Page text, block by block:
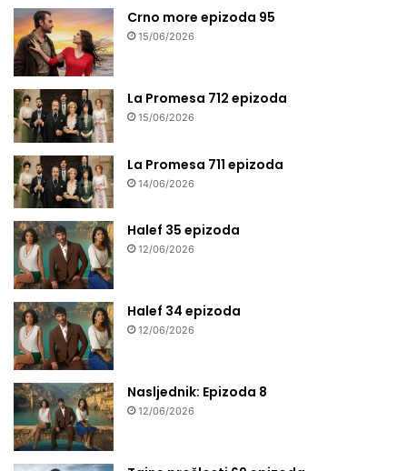
Crno more epizoda 95
15/06/2026
La Promesa 712 epizoda
15/06/2026
La Promesa 711 epizoda
14/06/2026
Halef 35 epizoda
12/06/2026
Halef 34 epizoda
12/06/2026
Nasljednik: Epizoda 8
12/06/2026